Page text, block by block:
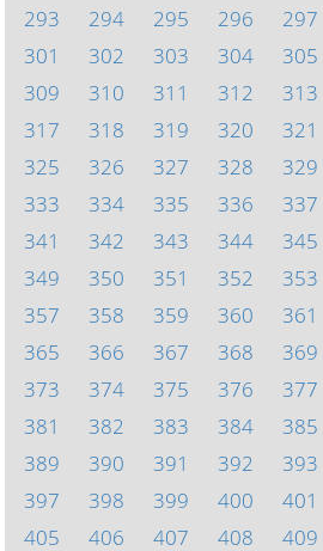
293
294 295 296 297
301
302 303 304 305
309
310 311 312 313
317
318 319 320 321
325
326 327 328 329
333
334 335 336 337
341
342 343 344 345
349
350 351 352 353
357
358 359 360 361
365
366 367 368 369
373
374 375 376 377
381
382 383 384 385
389
390 391 392 393
397
398 399 400 401
405
406 407 408 409